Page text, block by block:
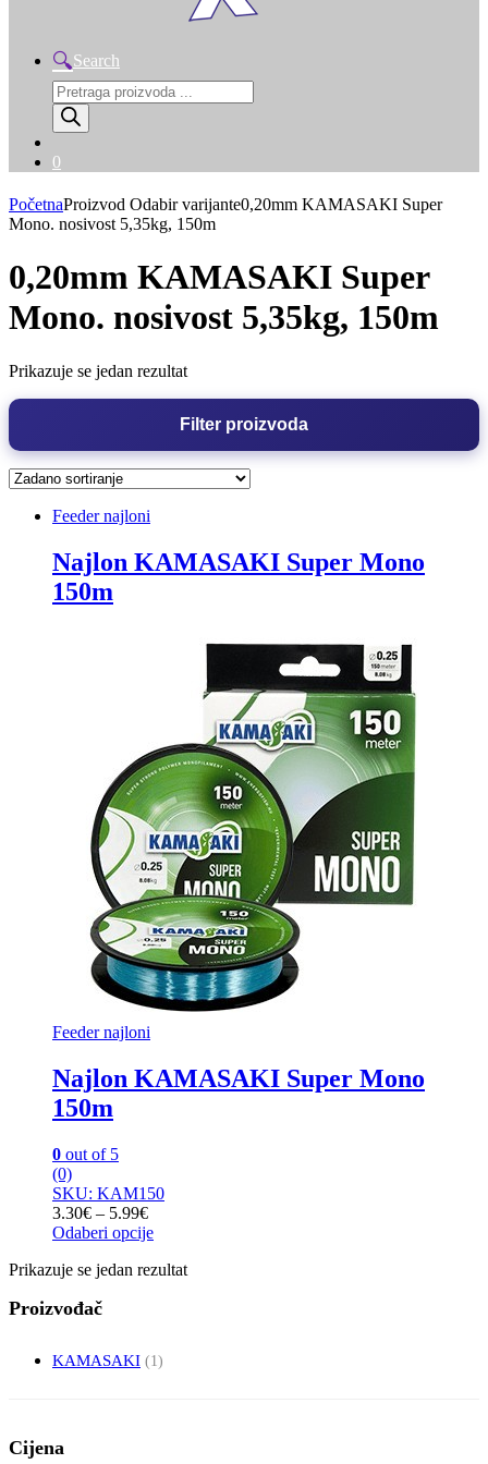
Search
Products
search
0
PočetnaProizvod Odabir varijante0,20mm KAMASAKI Super
Mono. nosivost 5,35kg, 150m
0,20mm KAMASAKI Super
Mono. nosivost 5,35kg, 150m
Prikazuje se jedan rezultat
Filter proizvoda
Feeder najloni
Najlon KAMASAKI Super Mono
150m
Feeder najloni
Najlon KAMASAKI Super Mono
150m
0 out of 5
(0)
SKU: KAM150
3.30€ – 5.99€Raspon
cijena:
3.30€
Odaberi opcije
proizvod
više
se
stranici
Prikazuje se jedan rezultat
Cijena
Proizvođač
KAMASAKI (1)